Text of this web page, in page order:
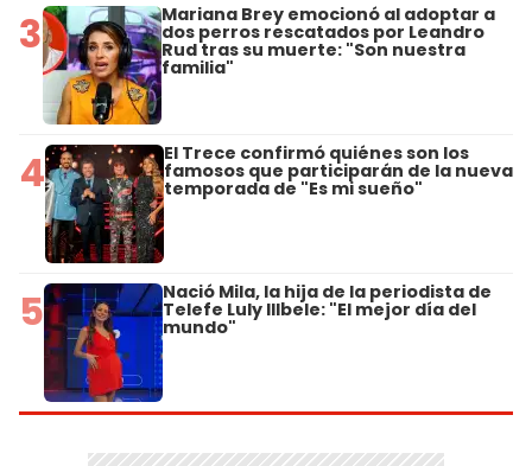
3 Mariana Brey emocionó al adoptar a
dos perros rescatados por Leandro
Rud tras su muerte: "Son nuestra
familia"
4 El Trece confirmó quiénes son los
famosos que participarán de la nueva
temporada de "Es mi sueño"
5 Nació Mila, la hija de la periodista de
Telefe Luly Illbele: "El mejor día del
mundo"